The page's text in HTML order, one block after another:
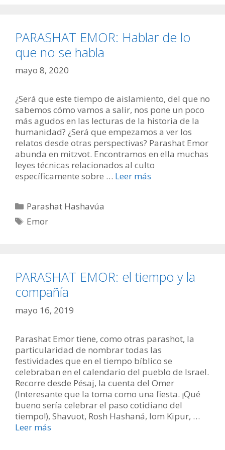
PARASHAT EMOR: Hablar de lo
que no se habla
mayo 8, 2020
¿Será que este tiempo de aislamiento, del que no
sabemos cómo vamos a salir, nos pone un poco
más agudos en las lecturas de la historia de la
humanidad? ¿Será que empezamos a ver los
relatos desde otras perspectivas? Parashat Emor
abunda en mitzvot. Encontramos en ella muchas
leyes técnicas relacionados al culto
específicamente sobre … Leer más
Categorías
Parashat Hashavúa
Etiquetas
Emor
PARASHAT EMOR: el tiempo y la
compañía
mayo 16, 2019
Parashat Emor tiene, como otras parashot, la
particularidad de nombrar todas las
festividades que en el tiempo bíblico se
celebraban en el calendario del pueblo de Israel.
Recorre desde Pésaj, la cuenta del Omer
(Interesante que la toma como una fiesta. ¡Qué
bueno sería celebrar el paso cotidiano del
tiempo!), Shavuot, Rosh Hashaná, Iom Kipur, …
Leer más